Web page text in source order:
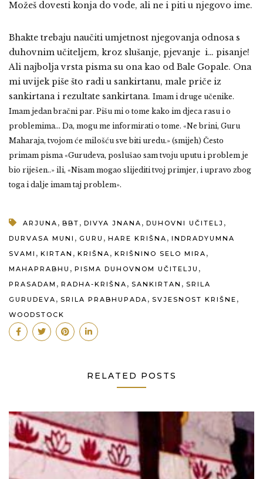
Možeš dovesti konja do vode, ali ne i piti u njegovo ime.
Bhakte trebaju naučiti umjetnost njegovanja odnosa s
duhovnim učiteljem, kroz slušanje, pjevanje i… pisanje!
Ali najbolja vrsta pisma su ona kao od Bale Gopale. Ona
mi uvijek piše što radi u sankirtanu, male priče iz
sankirtana i rezultate sankirtana. Imam i druge učenike.
Imam jedan bračni par. Pišu mi o tome kako im djeca rasu i o
problemima… Da, mogu me informirati o tome. «Ne brini, Guru
Maharaja, tvojom će milošću sve biti uredu.» (smijeh) Često
primam pisma «Gurudeva, poslušao sam tvoju uputu i problem je
bio riješen..» ili, «Nisam mogao slijediti tvoj primjer, i upravo zbog
toga i dalje imam taj problem».
ARJUNA , BBT , DIVYA JNANA , DUHOVNI UČITELJ ,
DURVASA MUNI , GURU , HARE KRIŠNA , INDRADYUMNA
SVAMI , KIRTAN , KRIŠNA , KRIŠNINO SELO MIRA ,
MAHAPRABHU , PISMA DUHOVNOM UČITELJU ,
PRASADAM , RADHA-KRIŠNA , SANKIRTAN , SRILA
GURUDEVA , SRILA PRABHUPADA , SVJESNOST KRIŠNE ,
WOODSTOCK
RELATED POSTS